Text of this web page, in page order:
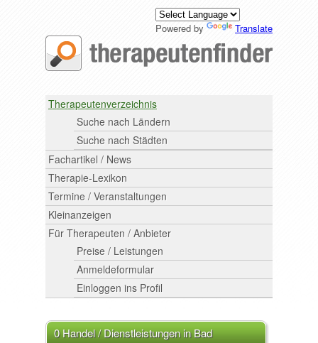
Powered by Translate
Therapeutenverzeichnis
Suche nach Ländern
Suche nach Städten
Fachartikel / News
Therapie-Lexikon
Termine / Veranstaltungen
Kleinanzeigen
Für Therapeuten / Anbieter
Preise / Leistungen
Anmeldeformular
Einloggen ins Profil
0 Handel / Dienstleistungen in Bad